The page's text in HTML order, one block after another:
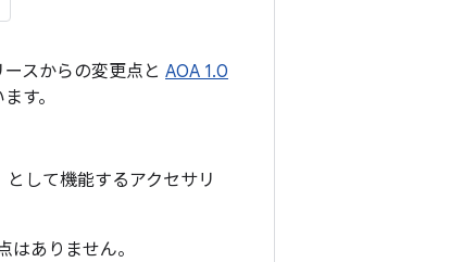
スからの変更点と AOA 1.0
す。
して機能するアクセサリ
ありません。